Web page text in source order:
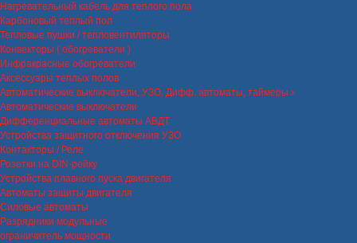
Нагревательный кабель для теплого пола
Карбоновый теплый пол
Тепловые пушки / тепловентиляторы
Конвекторы ( обогреватели )
Инфракрасные обогреватели
Аксессуары теплых полов
Автоматические выключатели, УЗО, Дифф. автоматы, таймеры
Автоматические выключатели
Дифференциальные автоматы АВДТ
Устройства защитного отключения УЗО
Контакторы / Реле
Розетки на DIN-рейку
Устройства плавного пуска двигателя
Автоматы защиты двигателя
Силовые автоматы
Разрядники модульные
ограничитель мощности